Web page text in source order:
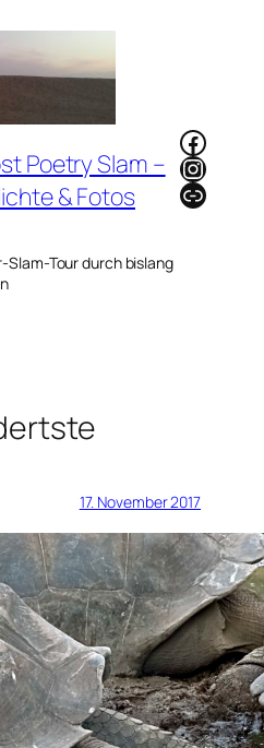
Poetry Slam –
& Fotos
Tour durch bislang
Link
17. November 2017